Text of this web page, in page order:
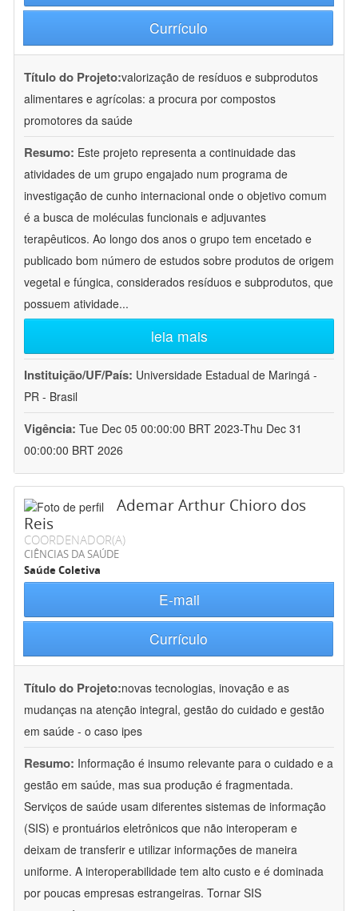
Currículo
Título do Projeto:valorização de resíduos e subprodutos
alimentares e agrícolas: a procura por compostos
promotores da saúde
Resumo: Este projeto representa a continuidade das
atividades de um grupo engajado num programa de
investigação de cunho internacional onde o objetivo comum
é a busca de moléculas funcionais e adjuvantes
terapêuticos. Ao longo dos anos o grupo tem encetado e
publicado bom número de estudos sobre produtos de origem
vegetal e fúngica, considerados resíduos e subprodutos, que
possuem atividade...
leia mais
Instituição/UF/País: Universidade Estadual de Maringá -
PR - Brasil
Vigência: Tue Dec 05 00:00:00 BRT 2023-Thu Dec 31
00:00:00 BRT 2026
Ademar Arthur Chioro dos
Reis
COORDENADOR(A)
CIÊNCIAS DA SAÚDE
Saúde Coletiva
E-mail
Currículo
Título do Projeto:novas tecnologias, inovação e as
mudanças na atenção integral, gestão do cuidado e gestão
em saúde - o caso ipes
Resumo: Informação é insumo relevante para o cuidado e a
gestão em saúde, mas sua produção é fragmentada.
Serviços de saúde usam diferentes sistemas de informação
(SIS) e prontuários eletrônicos que não interoperam e
deixam de transferir e utilizar informações de maneira
uniforme. A interoperabilidade tem alto custo e é dominada
por poucas empresas estrangeiras. Tornar SIS